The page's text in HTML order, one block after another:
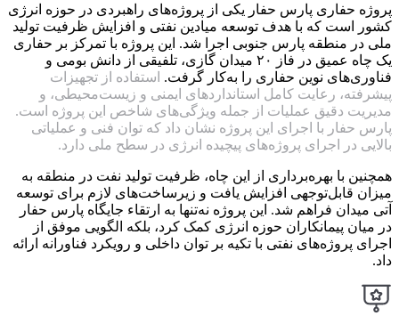
پروژه حفاری پارس حفار یکی از پروژه‌های راهبردی در حوزه انرژی
کشور است که با هدف توسعه میادین نفتی و افزایش ظرفیت تولید
ملی در منطقه پارس جنوبی اجرا شد. این پروژه با تمرکز بر حفاری
یک چاه عمیق در فاز ۲۰ میدان گازی، تلفیقی از دانش بومی و
فناوری‌های نوین حفاری را به‌کار گرفت. استفاده از تجهیزات
پیشرفته، رعایت کامل استانداردهای ایمنی و زیست‌محیطی، و
مدیریت دقیق عملیات از جمله ویژگی‌های شاخص این پروژه است.
پارس حفار با اجرای این پروژه نشان داد که توان فنی و عملیاتی
بالایی در اجرای پروژه‌های پیچیده انرژی در سطح ملی دارد.
همچنین با بهره‌برداری از این چاه، ظرفیت تولید نفت در منطقه به
میزان قابل‌توجهی افزایش یافت و زیرساخت‌های لازم برای توسعه
آتی میدان فراهم شد. این پروژه نه‌تنها به ارتقاء جایگاه پارس حفار
در میان پیمانکاران حوزه انرژی کمک کرد، بلکه الگویی موفق از
اجرای پروژه‌های نفتی با تکیه بر توان داخلی و رویکرد فناورانه ارائه
داد.